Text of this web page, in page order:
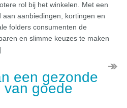
rol bij het winkelen. Met een
aan aanbiedingen, kortingen en
folders consumenten de
en slimme keuzes te maken
een gezonde
van goede